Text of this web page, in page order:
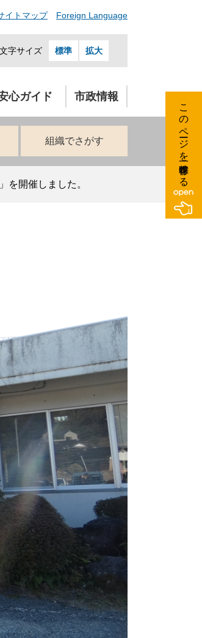
イトマップ Foreign Language
文字サイズ 標準 拡大
心ガイド 市政情報
組織でさがす
を開催しました。
このページを一時保存する